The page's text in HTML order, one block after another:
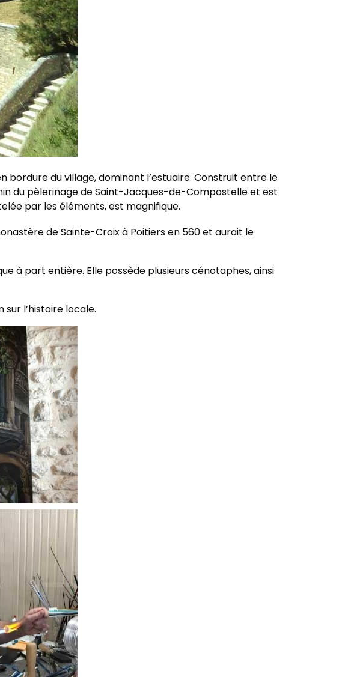
bordure du village, dominant l’estuaire. Construit entre le
du pèlerinage de Saint-Jacques-de-Compostelle et est
par les éléments, est magnifique.
de Sainte-Croix à Poitiers en 560 et aurait le
à part entière. Elle possède plusieurs cénotaphes, ainsi
l’histoire locale.